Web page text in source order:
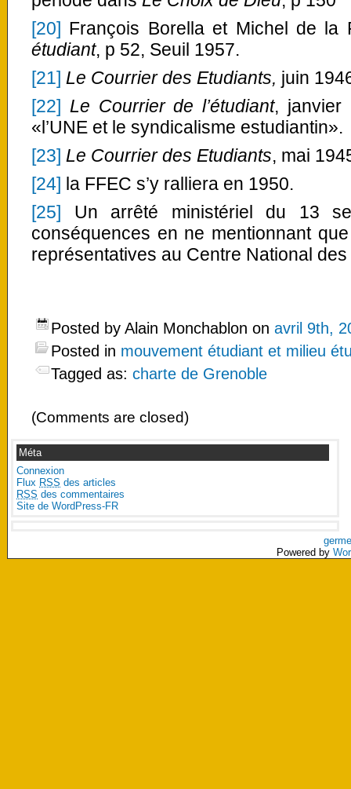
[20] François Borella et Michel de
étudiant, p 52, Seuil 1957.
[21] Le Courrier des Etudiants, juin
[22] Le Courrier de l’étudiant, janvier
«l’UNE et le syndicalisme estudiantin».
[23] Le Courrier des Etudiants, mai
[24] la FFEC s’y ralliera en 1950.
[25]
Un arrêté ministériel du 13
conséquences en ne mentionnant
représentatives au Centre National
Posted by Alain Monchablon on avril 9th,
Posted in mouvement étudiant et milieu
Tagged as: charte de Grenoble
(Comments are closed)
Méta
Connexion
Flux RSS des articles
RSS des commentaires
Site de WordPress-FR
Powered by